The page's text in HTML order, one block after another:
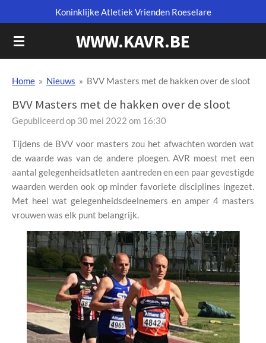
direct
naar
WWW.KAVR.BE
Koninklijke Atletiek Vrienden Roeselare
Home » Nieuws » BVV Masters met de hakken over de sloot
BVV Masters met de hakken over de sloot
Gepubliceerd op 30 mei 2022 om 16:30
Tijdens de BVV voor masters zou het afwachten worden wat
de waarde was van de andere ploegen. AVR moest met een
aantal gelegenheidsatleten aantreden en een paar gevestigde
waarden werden ook op minder favoriete disciplines ingezet.
Met heel wat gelegenheidsdeelnemers en amper 4 masters
vrouwen was elk punt belangrijk.